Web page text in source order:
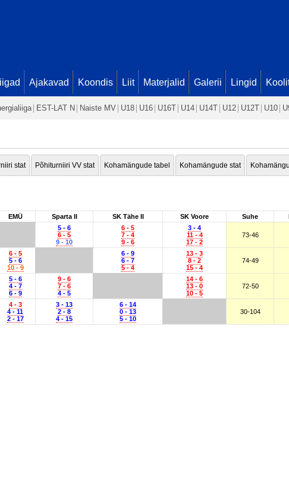
Ajakavad Koondis Liit Materjalid Galerii Lingid
EST-LAT N Naiste MV U18 U16 U16T U14 U14T U12 U12T U10
stat Põhiturniiri VV stat Kohamängude tabel Kohamängude stat
EMÜ Sparta II SK Tähe II SK Voore Suhe
5 - 6
6 - 5
9 - 10
6 - 5
7 - 4
9 - 6
3 - 4
11 - 4
17 - 2
73-46
6 - 5
5 - 6
10 - 9
6 - 9
6 - 7
5 - 4
13 - 3
8 - 2
15 - 4
74-49
5 - 6
4 - 7
6 - 9
9 - 6
7 - 6
4 - 5
14 - 6
13 - 0
10 - 5
72-50
4 - 3
4 - 11
2 - 17
3 - 13
2 - 8
4 - 15
6 - 14
0 - 13
5 - 10
30-104